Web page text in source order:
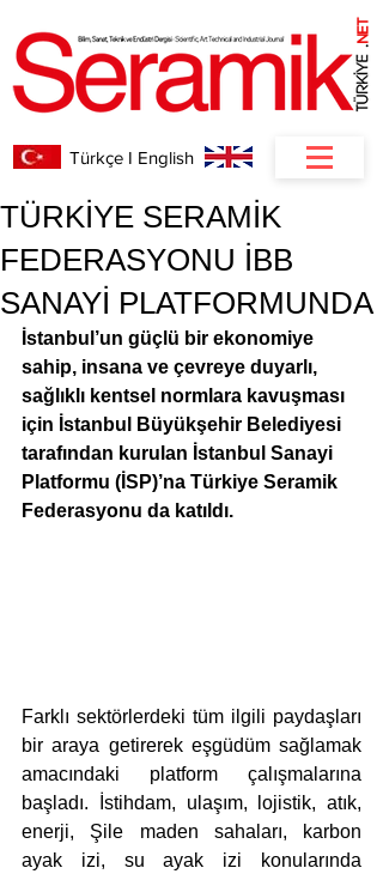
.
NET
Türkçe I English
TÜRKİYE SERAMİK
FEDERASYONU İBB
SANAYİ PLATFORMUNDA
İstanbul’un güçlü bir ekonomiye
sahip, insana ve çevreye duyarlı,
sağlıklı kentsel normlara kavuşması
için İstanbul Büyükşehir Belediyesi
tarafından kurulan İstanbul Sanayi
Platformu (İSP)’na Türkiye Seramik
Federasyonu da katıldı.
Farklı sektörlerdeki tüm ilgili paydaşları
bir araya getirerek eşgüdüm sağlamak
amacındaki platform çalışmalarına
başladı. İstihdam, ulaşım, lojistik, atık,
enerji, Şile maden sahaları, karbon
ayak izi, su ayak izi konularında